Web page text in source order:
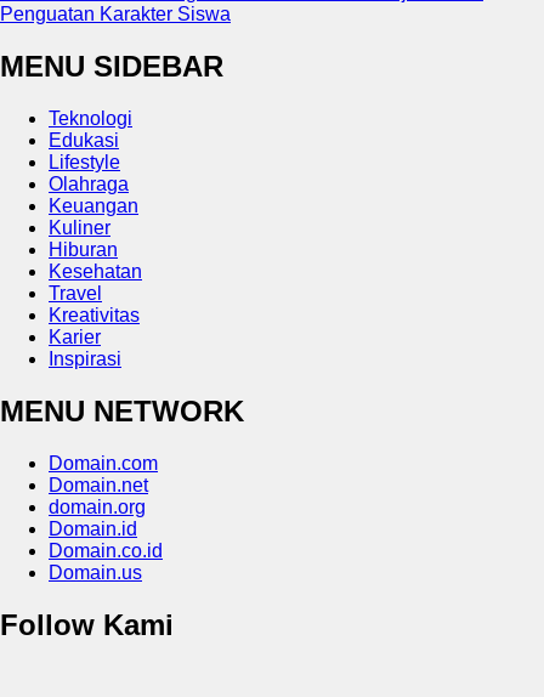
Penguatan Karakter Siswa
MENU SIDEBAR
Teknologi
Edukasi
Lifestyle
Olahraga
Keuangan
Kuliner
Hiburan
Kesehatan
Travel
Kreativitas
Karier
Inspirasi
MENU NETWORK
Domain.com
Domain.net
domain.org
Domain.id
Domain.co.id
Domain.us
Follow Kami